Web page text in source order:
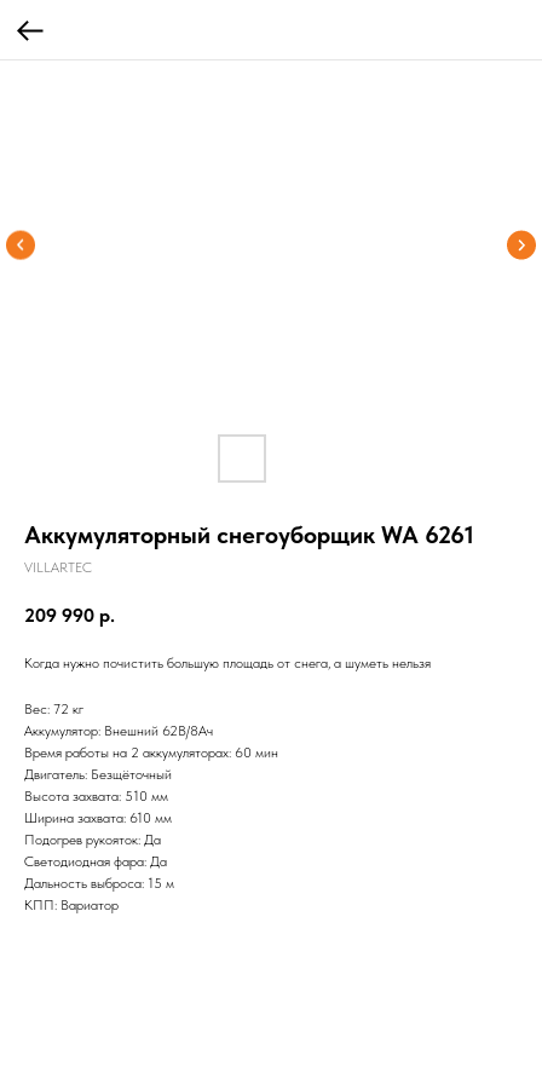
Аккумуляторный снегоуборщик WA 6261
VILLARTEC
209 990 р.
Когда нужно почистить большую площадь от снега, а шуметь нельзя
Вес: 72 кг
Аккумулятор: Внешний 62В/8Ач
Время работы на 2 аккумуляторах: 60 мин
Двигатель: Безщёточный
Высота захвата: 510 мм
Ширина захвата: 610 мм
Подогрев рукояток: Да
Светодиодная фара: Да
Дальность выброса: 15 м
КПП: Вариатор